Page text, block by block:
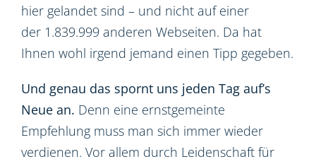
hier gelandet sind – und nicht auf einer
der 1.839.999 anderen Webseiten. Da hat
Ihnen wohl irgend jemand einen Tipp gegeben.
Und genau das spornt uns jeden Tag auf’s
Neue an. Denn eine ernstgemeinte
Empfehlung muss man sich immer wieder
verdienen. Vor allem durch Leidenschaft für